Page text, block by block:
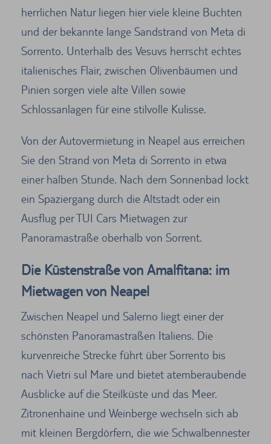
herrlichen Natur liegen hier viele kleine Buchten
und der bekannte lange Sandstrand von Meta di
Sorrento. Unterhalb des Vesuvs herrscht echtes
italienisches Flair, zwischen Olivenbäumen und
Pinien sorgen viele alte Villen sowie
Schlossanlagen für eine stilvolle Kulisse.
Von der Autovermietung in Neapel aus erreichen
Sie den Strand von Meta di Sorrento in etwa
einer halben Stunde. Nach dem Sonnenbad lockt
ein Spaziergang durch die Altstadt oder ein
Ausflug per TUI Cars Mietwagen zur
Panoramastraße oberhalb von Sorrent.
Die Küstenstraße von Amalfitana: im
Mietwagen von Neapel
Zwischen Neapel und Salerno liegt einer der
schönsten Panoramastraßen Italiens. Die
kurvenreiche Strecke führt über Sorrento bis
nach Vietri sul Mare und bietet atemberaubende
Ausblicke auf die Steilküste und das Meer.
Zitronenhaine und Weinberge wechseln sich ab
mit kleinen Bergdörfern, die wie Schwalbennester